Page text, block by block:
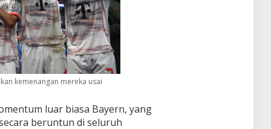
kemenangan mereka usai
luar biasa Bayern, yang
beruntun di seluruh